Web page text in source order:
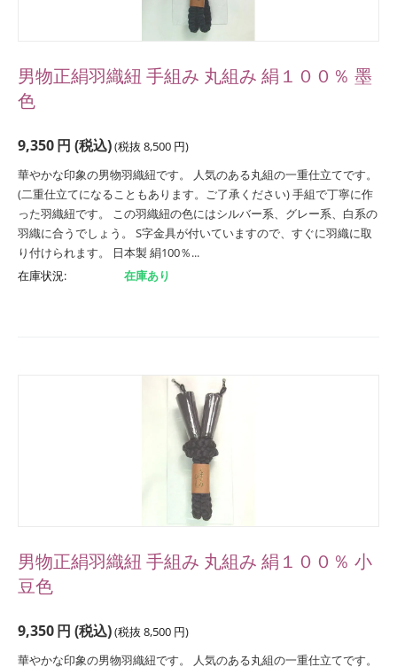
男物正絹羽織紐 手組み 丸組み 絹１００％ 墨
色
9,350円 (税込)(税抜 8,500 円)
華やかな印象の男物羽織紐です。 人気のある丸組の一重仕立てです。
(二重仕立てになることもあります。ご了承ください) 手組で丁寧に作
った羽織紐です。 この羽織紐の色にはシルバー系、グレー系、白系の
羽織に合うでしょう。 S字金具が付いていますので、すぐに羽織に取
り付けられます。 日本製 絹100％...
在庫状況:
在庫あり
男物正絹羽織紐 手組み 丸組み 絹１００％ 小
豆色
9,350円 (税込)(税抜 8,500 円)
華やかな印象の男物羽織紐です。 人気のある丸組の一重仕立てです。